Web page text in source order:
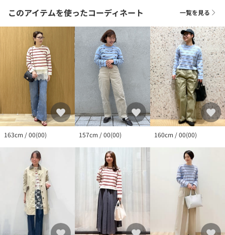
このアイテムを使ったコーディネート 一覧を見る
163cm / 00(00) 157cm / 00(00) 160cm / 00(00)